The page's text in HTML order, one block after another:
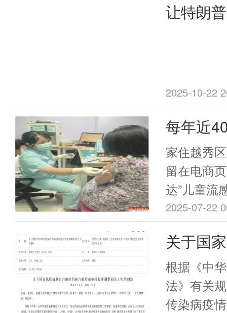
让特朗
2025-10-22
每年近
超半数
20%-
家住越秀
留在电商
达”儿童流
在254元。
感高发季
甚至达到
购买”上方
单。
2025-07-22
关于国
苗和白
相关工
根据《中
法》有关
传染病疫